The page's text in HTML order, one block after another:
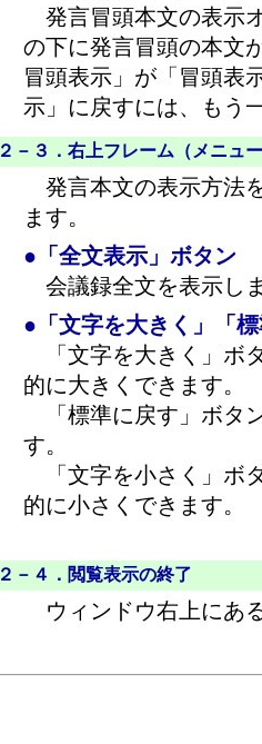
発言冒頭本文の表示
の下に発言冒頭の本文
冒頭表示」が「冒頭表
示」に戻すには、もう
２－３．右上フレーム（メニュ
発言本文の表示方法
ます。
●「全文表示」ボタン
会議録全文を表示し
●「文字を大きく」「
「文字を大きく」ボ
的に大きくできます。
「標準に戻す」ボタ
す。
「文字を小さく」ボ
的に小さくできます。
２－４．閲覧表示の終了
ウィンドウ右上にあ